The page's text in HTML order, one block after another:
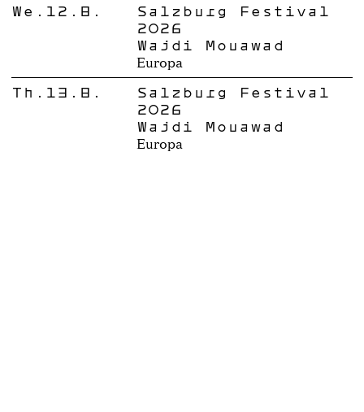
We.12.8.
Salzburg Festival
2026
Wajdi Mouawad
Europa
Th.13.8.
Salzburg Festival
2026
Wajdi Mouawad
Europa